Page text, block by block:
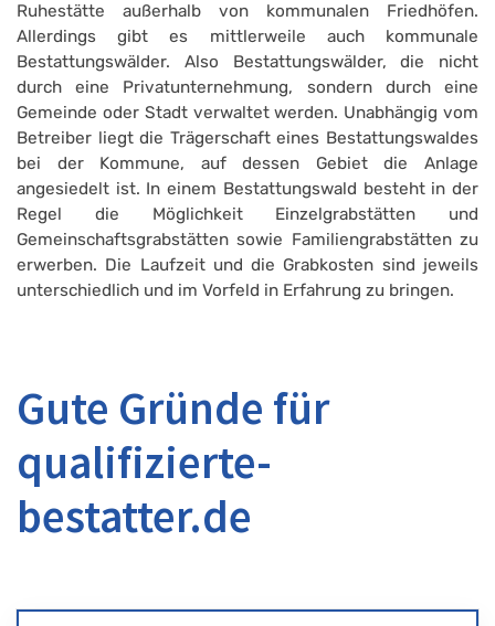
Ruhestätte außerhalb von kommunalen Friedhöfen.
Allerdings gibt es mittlerweile auch kommunale
Bestattungswälder. Also Bestattungswälder, die nicht
durch eine Privatunternehmung, sondern durch eine
Gemeinde oder Stadt verwaltet werden. Unabhängig vom
Betreiber liegt die Trägerschaft eines Bestattungswaldes
bei der Kommune, auf dessen Gebiet die Anlage
angesiedelt ist. In einem Bestattungswald besteht in der
Regel die Möglichkeit Einzelgrabstätten und
Gemeinschaftsgrabstätten sowie Familiengrabstätten zu
erwerben. Die Laufzeit und die Grabkosten sind jeweils
unterschiedlich und im Vorfeld in Erfahrung zu bringen.
Gute Gründe für
qualifizierte-
bestatter.de